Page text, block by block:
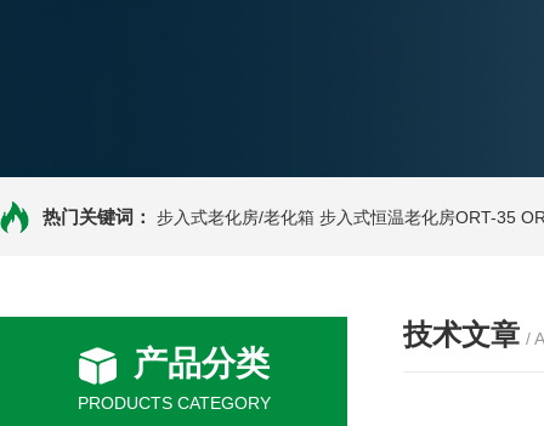
热门关键词： 步入式老化房/老化箱 步入式恒温老化房ORT-35
产品分类
PRODUCTS CATEGORY
技术文章 /